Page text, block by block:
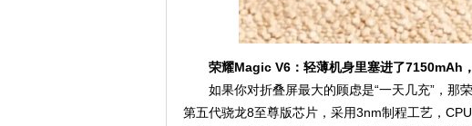
荣耀Magic V6：轻薄机身里塞进了7150mAh
如果你对折叠屏最大的顾虑是“一天几充”，那
第五代骁龙8至尊版芯片，采用3nm制程工艺，